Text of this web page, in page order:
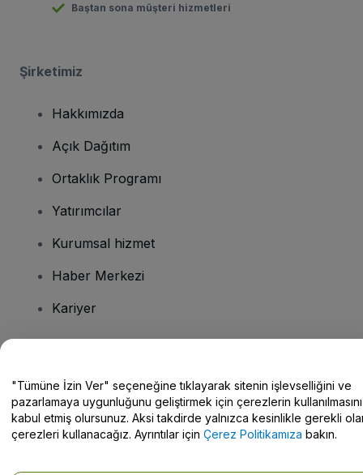
Baştan sona müşteri hizmetleri
Şirketimiz
Hakkımızda
Açık Dağıtım
Ortaklık Programı
Yatırımcılar
Kurumsal hizmet
Haber Merkezi
Kariyer
Yardım Merkezi / Bize Ulaşın
"Tümüne İzin Ver" seçeneğine tıklayarak sitenin işlevselliğini ve
pazarlamaya uygunluğunu geliştirmek için çerezlerin kullanılmasını
kabul etmiş olursunuz. Aksi takdirde yalnızca kesinlikle gerekli
çerezleri kullanacağız. Ayrıntılar için Çerez Politikamıza bakın.